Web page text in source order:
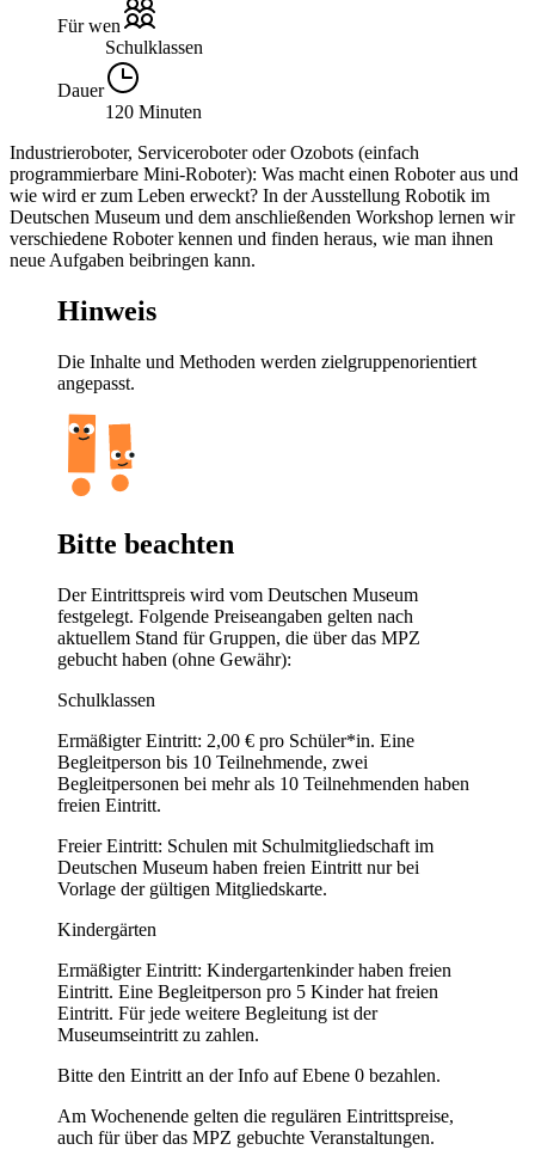
Für wen
Schulklassen
Dauer
120 Minuten
Industrieroboter, Serviceroboter oder Ozobots (einfach
programmierbare Mini-Roboter): Was macht einen Roboter aus und
wie wird er zum Leben erweckt? In der Ausstellung Robotik im
Deutschen Museum und dem anschließenden Workshop lernen wir
verschiedene Roboter kennen und finden heraus, wie man ihnen
neue Aufgaben beibringen kann.
Hinweis
Die Inhalte und Methoden werden zielgruppenorientiert
angepasst.
Bitte beachten
Der Eintrittspreis wird vom Deutschen Museum
festgelegt. Folgende Preiseangaben gelten nach
aktuellem Stand für Gruppen, die über das MPZ
gebucht haben (ohne Gewähr):
Schulklassen
Ermäßigter Eintritt: 2,00 € pro Schüler*in. Eine
Begleitperson bis 10 Teilnehmende, zwei
Begleitpersonen bei mehr als 10 Teilnehmenden haben
freien Eintritt.
Freier Eintritt: Schulen mit Schulmitgliedschaft im
Deutschen Museum haben freien Eintritt nur bei
Vorlage der gültigen Mitgliedskarte.
Kindergärten
Ermäßigter Eintritt: Kindergartenkinder haben freien
Eintritt. Eine Begleitperson pro 5 Kinder hat freien
Eintritt. Für jede weitere Begleitung ist der
Museumseintritt zu zahlen.
Bitte den Eintritt an der Info auf Ebene 0 bezahlen.
Am Wochenende gelten die regulären Eintrittspreise,
auch für über das MPZ gebuchte Veranstaltungen.